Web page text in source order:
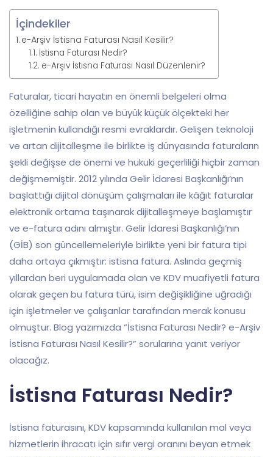
İçindekiler
e-Arşiv İstisna Faturası Nasıl Kesilir?
İstisna Faturası Nedir?
e-Arşiv İstisna Faturası Nasıl Düzenlenir?
Faturalar, ticari hayatın en önemli belgeleri olma
özelliğine sahip olan ve büyük küçük ölçekteki her
işletmenin kullandığı resmi evraklardır. Gelişen teknoloji
ve artan dijitalleşme ile birlikte iş dünyasında faturaların
şekli değişse de önemi ve hukuki geçerliliği hiçbir zaman
değişmemiştir. 2012 yılında Gelir İdaresi Başkanlığı’nın
başlattığı dijital dönüşüm çalışmaları ile kâğıt faturalar
elektronik ortama taşınarak dijitalleşmeye başlamıştır
ve e-fatura adını almıştır. Gelir İdaresi Başkanlığı’nın
(GİB) son güncellemeleriyle birlikte yeni bir fatura tipi
daha ortaya çıkmıştır: istisna fatura. Aslında geçmiş
yıllardan beri uygulamada olan ve KDV muafiyetli fatura
olarak geçen bu fatura türü, isim değişikliğine uğradığı
için işletmeler ve çalışanlar tarafından merak konusu
olmuştur. Blog yazımızda “İstisna Faturası Nedir? e-Arşiv
İstisna Faturası Nasıl Kesilir?” sorularına yanıt veriyor
olacağız.
İstisna Faturası Nedir?
İstisna faturasını, KDV kapsamında kullanılan mal veya
hizmetlerin ihracatı için sıfır vergi oranını beyan etmek